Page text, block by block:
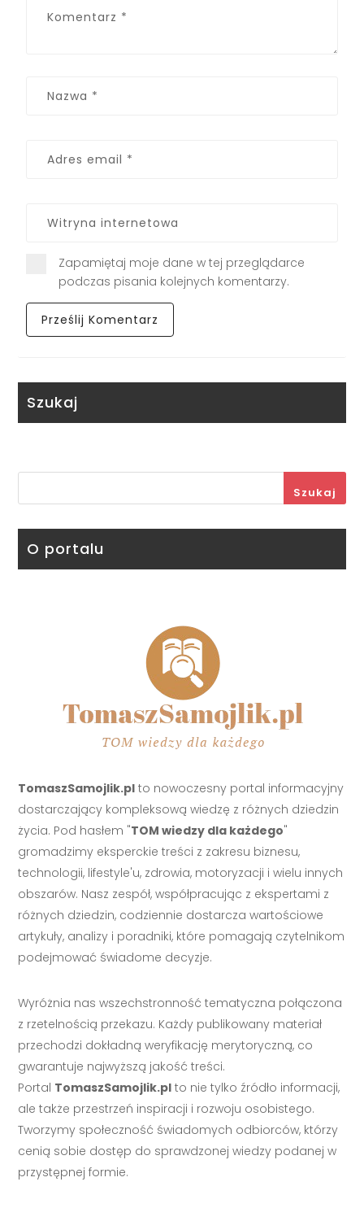
Zapamiętaj moje dane w tej przeglądarce
podczas pisania kolejnych komentarzy.
Szukaj
Szukaj
O portalu
TomaszSamojlik.pl to nowoczesny portal informacyjny
dostarczający kompleksową wiedzę z różnych dziedzin
życia. Pod hasłem "TOM wiedzy dla każdego"
gromadzimy eksperckie treści z zakresu biznesu,
technologii, lifestyle'u, zdrowia, motoryzacji i wielu innych
obszarów. Nasz zespół, współpracując z ekspertami z
różnych dziedzin, codziennie dostarcza wartościowe
artykuły, analizy i poradniki, które pomagają czytelnikom
podejmować świadome decyzje.
Wyróżnia nas wszechstronność tematyczna połączona
z rzetelnością przekazu. Każdy publikowany materiał
przechodzi dokładną weryfikację merytoryczną, co
gwarantuje najwyższą jakość treści.
Portal TomaszSamojlik.pl to nie tylko źródło informacji,
ale także przestrzeń inspiracji i rozwoju osobistego.
Tworzymy społeczność świadomych odbiorców, którzy
cenią sobie dostęp do sprawdzonej wiedzy podanej w
przystępnej formie.